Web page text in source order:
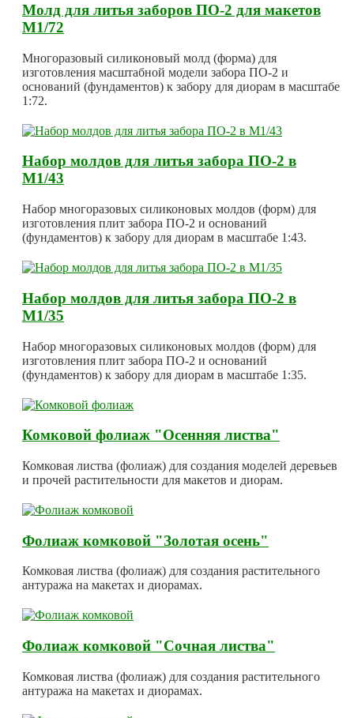
Молд для литья заборов ПО-2 для макетов
М1/72
Многоразовый силиконовый молд (форма) для
изготовления масштабной модели забора ПО-2 и
оснований (фундаментов) к забору для диорам в масштабе
1:72.
Набор молдов для литья забора ПО-2 в
М1/43
Набор многоразовых силиконовых молдов (форм) для
изготовления плит забора ПО-2 и оснований
(фундаментов) к забору для диорам в масштабе 1:43.
Набор молдов для литья забора ПО-2 в
М1/35
Набор многоразовых силиконовых молдов (форм) для
изготовления плит забора ПО-2 и оснований
(фундаментов) к забору для диорам в масштабе 1:35.
Комковой фолиаж "Осенняя листва"
Комковая листва (фолиаж) для создания моделей деревьев
и прочей растительности для макетов и диорам.
Фолиаж комковой "Золотая осень"
Комковая листва (фолиаж) для создания растительного
антуража на макетах и диорамах.
Фолиаж комковой "Сочная листва"
Комковая листва (фолиаж) для создания растительного
антуража на макетах и диорамах.